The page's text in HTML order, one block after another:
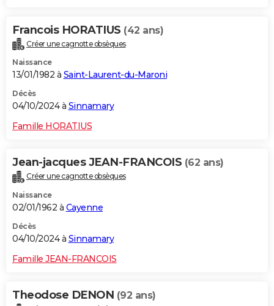
Francois HORATIUS (42 ans)
Créer une cagnotte obsèques
Naissance
13/01/1982 à Saint-Laurent-du-Maroni
Décès
04/10/2024 à Sinnamary
Famille HORATIUS
Jean-jacques JEAN-FRANCOIS (62 ans)
Créer une cagnotte obsèques
Naissance
02/01/1962 à Cayenne
Décès
04/10/2024 à Sinnamary
Famille JEAN-FRANCOIS
Theodose DENON (92 ans)